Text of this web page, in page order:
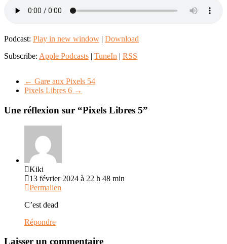
Podcast: Play in new window | Download
Subscribe: Apple Podcasts | TuneIn | RSS
← Gare aux Pixels 54
Pixels Libres 6 →
Une réflexion sur “Pixels Libres 5”
Kiki
13 février 2024 à 22 h 48 min
Permalien
C’est dead
Répondre
Laisser un commentaire